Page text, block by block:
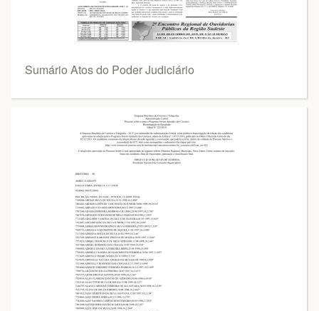
Sumário Atos do Poder Judiciário